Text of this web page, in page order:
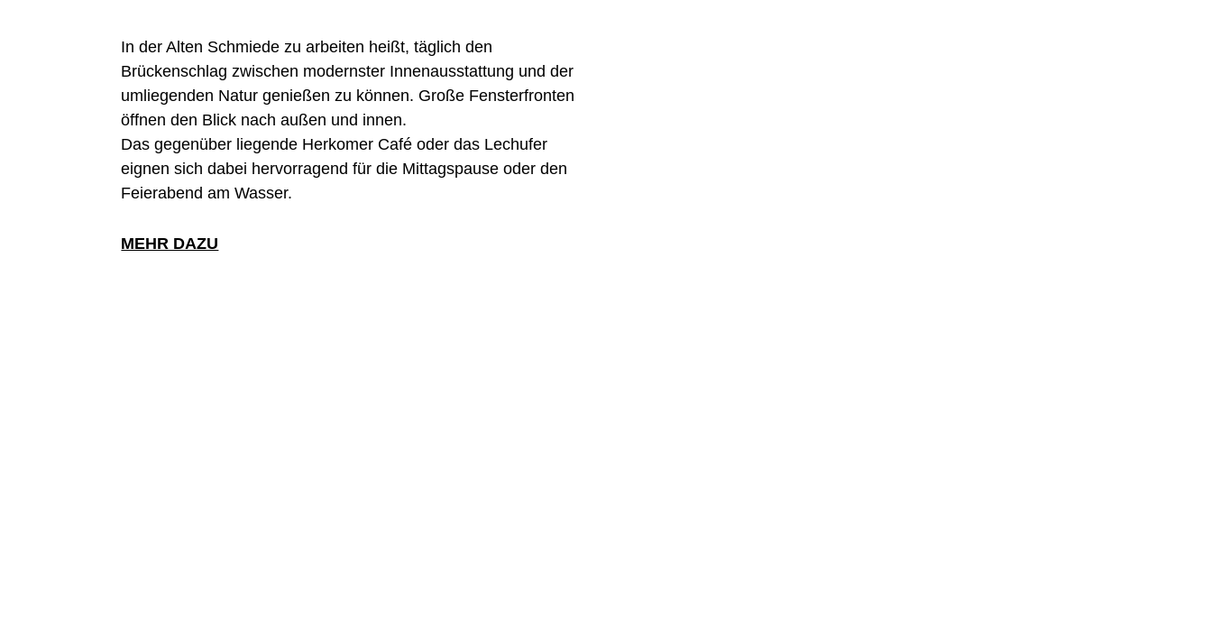
In der Alten Schmiede zu arbeiten heißt, täglich den
Brückenschlag zwischen modernster Innenausstattung und der
umliegenden Natur genießen zu können. Große Fensterfronten
öffnen den Blick nach außen und innen.
Das gegenüber liegende Herkomer Café oder das Lechufer
eignen sich dabei hervorragend für die Mittagspause oder den
Feierabend am Wasser.
MEHR DAZU